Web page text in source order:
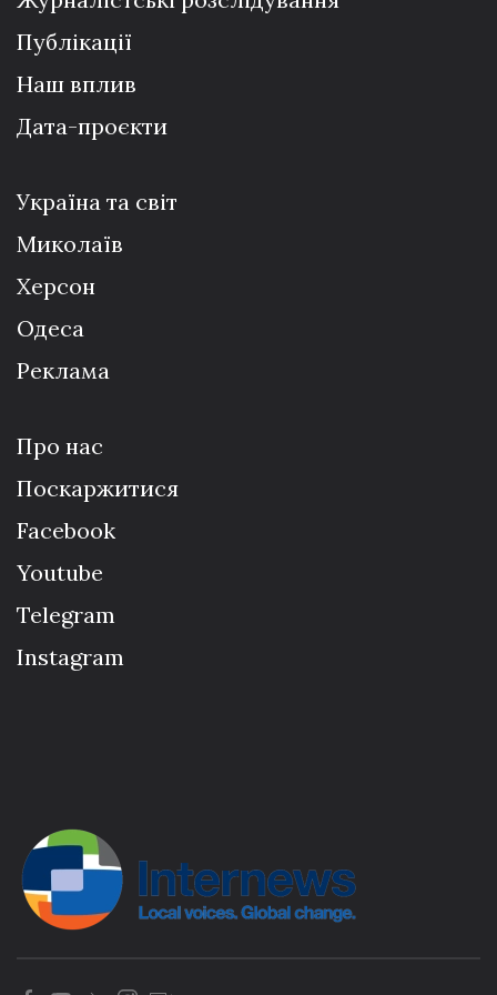
Публікації
Наш вплив
Дата-проєкти
Україна та світ
Миколаїв
Херсон
Одеса
Реклама
Про нас
Поскаржитися
Facebook
Youtube
Telegram
Instagram